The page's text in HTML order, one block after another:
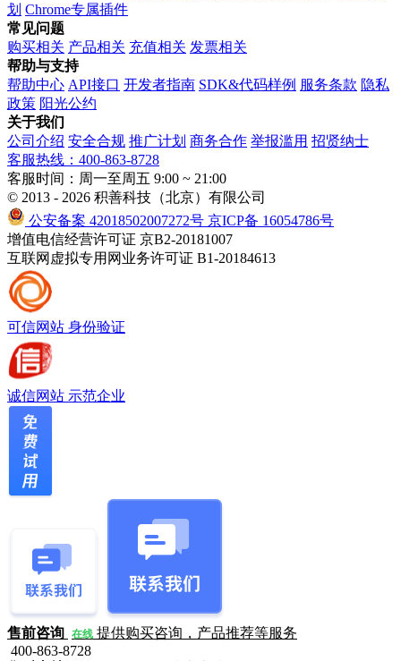
划 Chrome专属插件
常见问题
购买相关 产品相关 充值相关 发票相关
帮助与支持
帮助中心 API接口 开发者指南 SDK&代码样例 服务条款 隐私
政策 阳光公约
关于我们
公司介绍 安全合规 推广计划 商务合作 举报滥用 招贤纳士
客服热线：400-863-8728
客服时间：周一至周五 9:00 ~ 21:00
© 2013 - 2026 积善科技（北京）有限公司
公安备案 42018502007272号 京ICP备 16054786号
增值电信经营许可证 京B2-20181007
互联网虚拟专用网业务许可证 B1-20184613
可信网站 身份验证
诚信网站 示范企业
售前咨询 在线 提供购买咨询，产品推荐等服务
400-863-8728